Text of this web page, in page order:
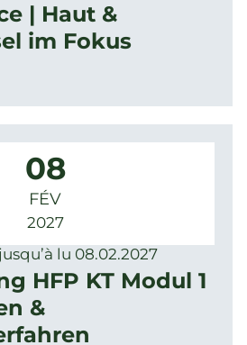
| Haut &
im Fokus
08
FÉV
2027
lu 08.02.2027
HFP KT Modul 1
&